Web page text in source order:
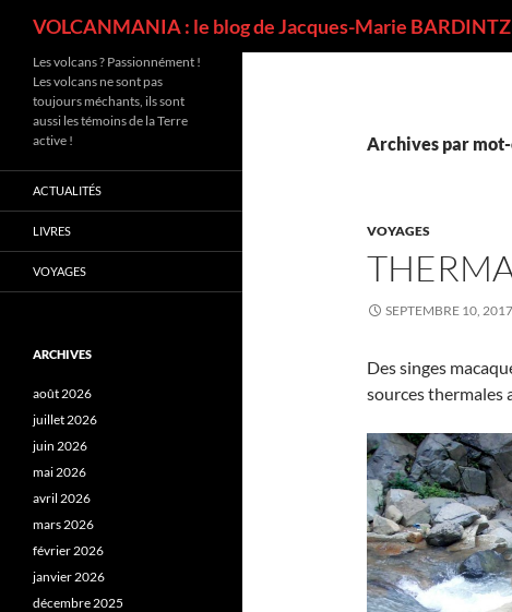
VOLCANMANIA : le blog de Jacques-Marie
Archives par
VOYAGES
SEPTEMBRE 10, 2017
Des singes
sources thermales
Les volcans ? Passionnément !
Les volcans ne sont pas
toujours méchants, ils sont
aussi les témoins de la Terre
active !
ACTUALITÉS
LIVRES
VOYAGES
ARCHIVES
août 2026
juillet 2026
juin 2026
mai 2026
avril 2026
mars 2026
février 2026
janvier 2026
décembre 2025